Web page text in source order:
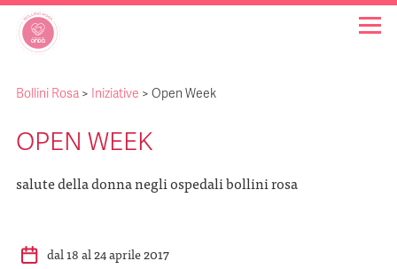
OSPEDALI BOLLINO ROSA
Bollini Rosa > Iniziative > Open Week
OPEN WEEK
salute della donna negli ospedali bollini rosa
dal 18 al 24 aprile 2017